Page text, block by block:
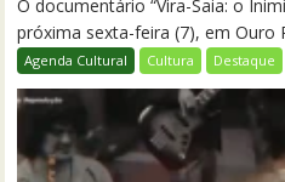
O documentário “Vira-Saia: o
próxima sexta-feira (7), em Ouro
Agenda Cultural Cultura Destaque